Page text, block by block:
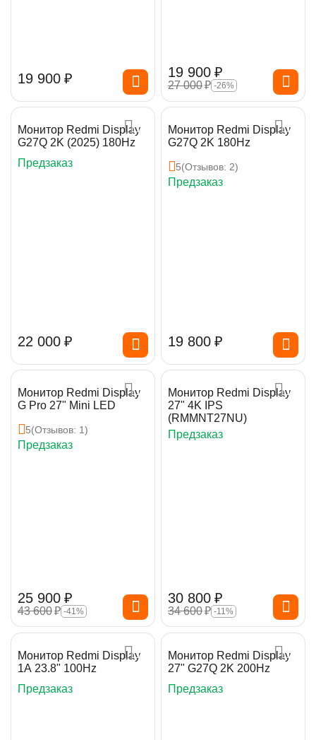
19 900 ₽ 19 900 ₽
27 000₽ -26%
Монитор Redmi Display
G27Q 2K (2025) 180Hz
Предзаказ
22 000 ₽
Монитор Redmi Display
G27Q 2K 180Hz
5(Отзывов: 2)
Предзаказ
19 800 ₽
Монитор Redmi Display
G Pro 27" Mini LED
5(Отзывов: 1)
Предзаказ
25 900 ₽
43 600₽ -41%
Монитор Redmi Display
27" 4K IPS
(RMMNT27NU)
Предзаказ
30 800 ₽
34 600₽ -11%
Монитор Redmi Display
1A 23.8" 100Hz
Предзаказ
Монитор Redmi Display
27" G27Q 2K 200Hz
Предзаказ